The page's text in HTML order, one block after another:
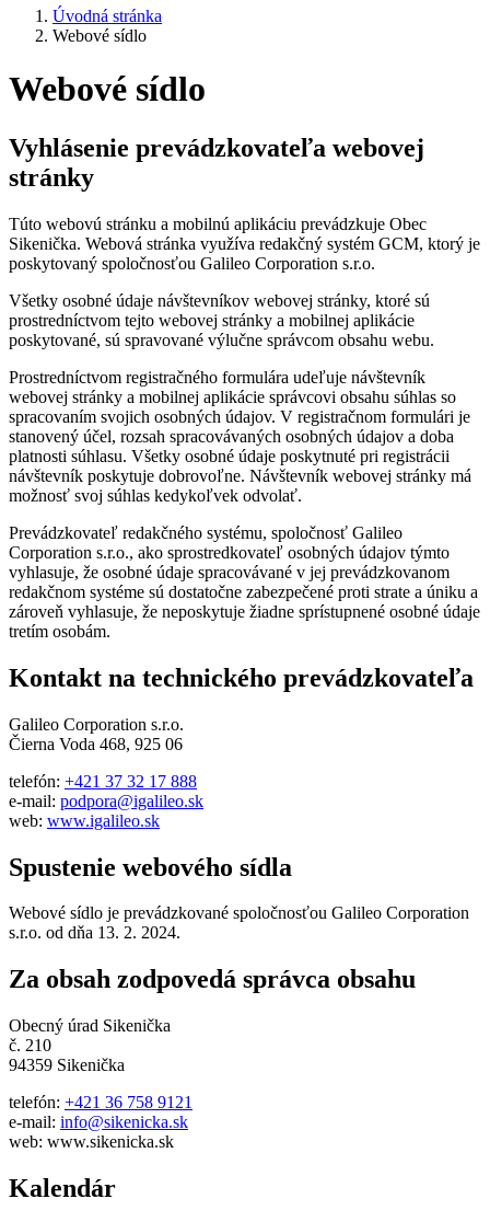
Úvodná stránka
Webové sídlo
Webové sídlo
Vyhlásenie prevádzkovateľa webovej
stránky
Túto webovú stránku a mobilnú aplikáciu prevádzkuje Obec
Sikenička. Webová stránka využíva redakčný systém GCM, ktorý je
poskytovaný spoločnosťou Galileo Corporation s.r.o.
Všetky osobné údaje návštevníkov webovej stránky, ktoré sú
prostredníctvom tejto webovej stránky a mobilnej aplikácie
poskytované, sú spravované výlučne správcom obsahu webu.
Prostredníctvom registračného formulára udeľuje návštevník
webovej stránky a mobilnej aplikácie správcovi obsahu súhlas so
spracovaním svojich osobných údajov. V registračnom formulári je
stanovený účel, rozsah spracovávaných osobných údajov a doba
platnosti súhlasu. Všetky osobné údaje poskytnuté pri registrácii
návštevník poskytuje dobrovoľne. Návštevník webovej stránky má
možnosť svoj súhlas kedykoľvek odvolať.
Prevádzkovateľ redakčného systému, spoločnosť Galileo
Corporation s.r.o., ako sprostredkovateľ osobných údajov týmto
vyhlasuje, že osobné údaje spracovávané v jej prevádzkovanom
redakčnom systéme sú dostatočne zabezpečené proti strate a úniku a
zároveň vyhlasuje, že neposkytuje žiadne sprístupnené osobné údaje
tretím osobám.
Kontakt na technického prevádzkovateľa
Galileo Corporation s.r.o.
Čierna Voda 468, 925 06
telefón: +421 37 32 17 888
e-mail: podpora@igalileo.sk
web: www.igalileo.sk
Spustenie webového sídla
Webové sídlo je prevádzkované spoločnosťou Galileo Corporation
s.r.o. od dňa 13. 2. 2024.
Za obsah zodpovedá správca obsahu
Obecný úrad Sikenička
č. 210
94359 Sikenička
telefón: +421 36 758 9121
e-mail: info@sikenicka.sk
web: www.sikenicka.sk
Kalendár